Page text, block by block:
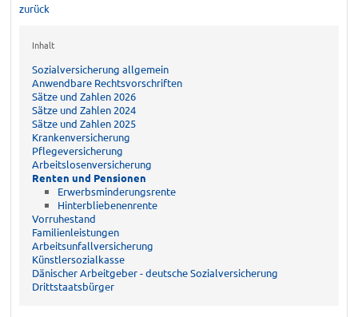
zurück
Inhalt
Sozialversicherung allgemein
Anwendbare Rechtsvorschriften
Sätze und Zahlen 2026
Sätze und Zahlen 2024
Sätze und Zahlen 2025
Krankenversicherung
Pflegeversicherung
Arbeitslosenversicherung
Renten und Pensionen
Erwerbsminderungsrente
Hinterbliebenenrente
Vorruhestand
Familienleistungen
Arbeitsunfallversicherung
Künstlersozialkasse
Dänischer Arbeitgeber - deutsche Sozialversicherung
Drittstaatsbürger